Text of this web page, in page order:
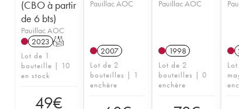
(CBO à partir
de 6 bts)
Pauillac AOC
2023 T
Lot de 1
bouteille | 10
en stock
49€
Pauillac AOC
2007
Lot de 2
bouteilles | 1
enchère
Pauillac AOC
1998
Lot de 2
bouteilles | 0
enchère